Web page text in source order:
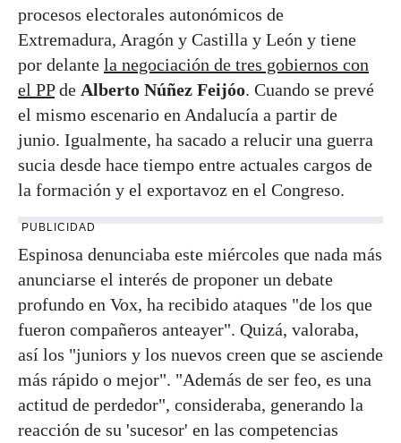
procesos electorales autonómicos de
Extremadura, Aragón y Castilla y León y tiene
por delante la negociación de tres gobiernos con
el PPde Alberto Núñez Feijóo. Cuando se prevé
el mismo escenario en Andalucía a partir de
junio. Igualmente, ha sacado a relucir una guerra
sucia desde hace tiempo entre actuales cargos de
la formación y el exportavoz en el Congreso.
PUBLICIDAD
Espinosa denunciaba este miércoles que nada más
anunciarse el interés de proponer un debate
profundo en Vox, ha recibido ataques "de los que
fueron compañeros anteayer". Quizá, valoraba,
así los "juniors y los nuevos creen que se asciende
más rápido o mejor". "Además de ser feo, es una
actitud de perdedor", consideraba, generando la
reacción de su 'sucesor' en las competencias